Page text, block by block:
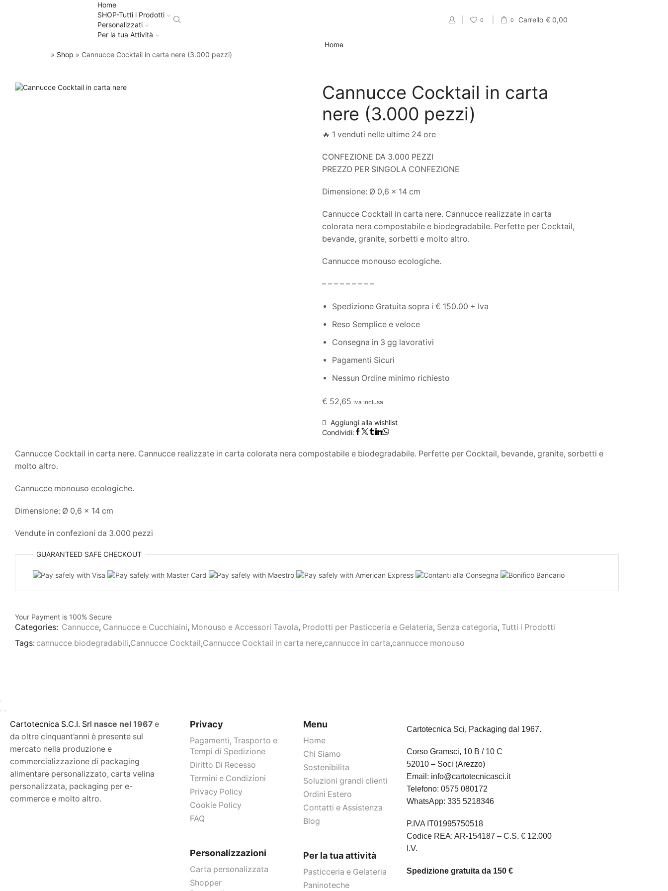
Home
SHOP-Tutti i Prodotti
Personalizzati
Per la tua Attività
0 0 Carrello €0,00
Home
» Shop » Cannucce Cocktail in carta nere (3.000 pezzi)
Cannucce Cocktail in carta
nere (3.000 pezzi)
🔥 1 venduti nelle ultime 24 ore
CONFEZIONE DA 3.000 PEZZI
PREZZO PER SINGOLA CONFEZIONE
Dimensione: Ø 0,6 x 14 cm
Cannucce Cocktail in carta nere. Cannucce realizzate in carta
colorata nera compostabile e biodegradabile. Perfette per Cocktail,
bevande, granite, sorbetti e molto altro.
Cannucce monouso ecologiche.
– – – – – – – – –
Spedizione Gratuita sopra i € 150.00 + Iva
Reso Semplice e veloce
Consegna in 3 gg lavorativi
Pagamenti Sicuri
Nessun Ordine minimo richiesto
€ 52,65 iva inclusa
Aggiungi alla wishlist
Condividi:
Cannucce Cocktail in carta nere. Cannucce realizzate in carta colorata nera compostabile e biodegradabile. Perfette per Cocktail, bevande, granite, sorbetti e
molto altro.
Cannucce monouso ecologiche.
Dimensione: Ø 0,6 x 14 cm
Vendute in confezioni da 3.000 pezzi
GUARANTEED SAFE CHECKOUT
Your Payment is 100% Secure
Categories: Cannucce, Cannucce e Cucchiaini, Monouso e Accessori Tavola, Prodotti per Pasticceria e Gelateria, Senza categoria, Tutti i Prodotti
Tags: cannucce biodegradabili,Cannucce Cocktail,Cannucce Cocktail in carta nere,cannucce in carta,cannucce monouso
Cartotecnica S.C.I. Srl nasce nel 1967 e
da oltre cinquant’anni è presente sul
mercato nella produzione e
commercializzazione di packaging
alimentare personalizzato, carta velina
personalizzata, packaging per e-
commerce e molto altro.
Privacy
Pagamenti, Trasporto e
Tempi di Spedizione
Diritto Di Recesso
Termini e Condizioni
Privacy Policy
Cookie Policy
FAQ
Personalizzazioni
Carta personalizzata
Shopper
Menu
Home
Chi Siamo
Sostenibilita
Soluzioni grandi clienti
Ordini Estero
Contatti e Assistenza
Blog
Per la tua attività
Pasticceria e Gelateria
Paninoteche
Cartotecnica Sci, Packaging dal 1967.
Corso Gramsci, 10 B / 10 C
52010 – Soci (Arezzo)
Email: info@cartotecnicasci.it
Telefono: 0575 080172
WhatsApp: 335 5218346
P.IVA IT01995750518
Codice REA: AR-154187 – C.S. € 12.000
I.V.
Spedizione gratuita da 150 €